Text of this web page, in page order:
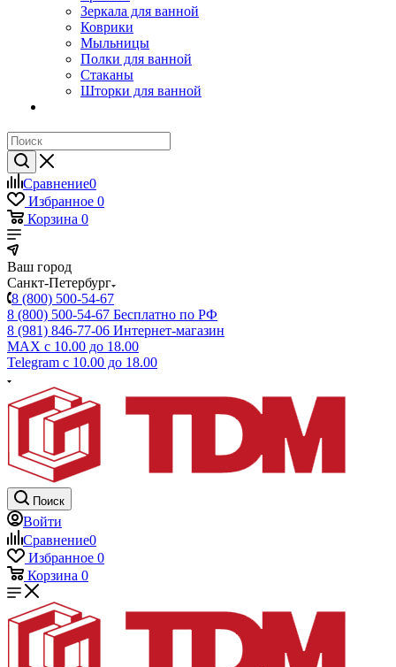
Зеркала для ванной
Коврики
Мыльницы
Полки для ванной
Стаканы
Шторки для ванной
Сравнение0
Избранное 0
Корзина 0
Ваш город
Санкт-Петербург
8 (800) 500-54-67
8 (800) 500-54-67 Бесплатно по РФ
8 (981) 846-77-06 Интернет-магазин
MAX с 10.00 до 18.00
Telegram с 10.00 до 18.00
Поиск
Войти
Сравнение0
Избранное 0
Корзина 0